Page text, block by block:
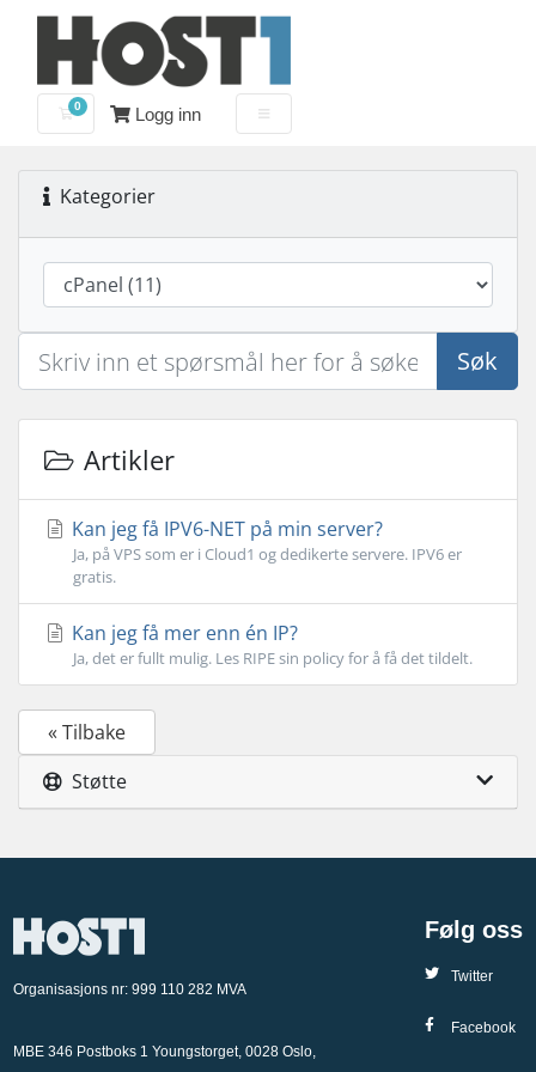
0
HandlevognLogg inn
Kategorier
Søk
Artikler
Kan jeg få IPV6-NET på min server?
Ja, på VPS som er i Cloud1 og dedikerte servere. IPV6 er
gratis.
Kan jeg få mer enn én IP?
Ja, det er fullt mulig. Les RIPE sin policy for å få det tildelt.
« Tilbake
Støtte
Organisasjons nr: 999 110 282 MVA
MBE 346 Postboks 1 Youngstorget, 0028 Oslo,
Følg oss
Twitter
Facebook